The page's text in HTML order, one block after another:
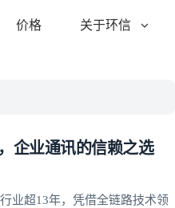
价格 关于环信
企业通讯的信赖之选
业超13年，凭借全链路技术领